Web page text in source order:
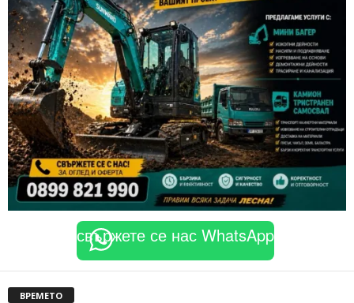
свържете се нас WhatsApp
ВРЕМЕТО